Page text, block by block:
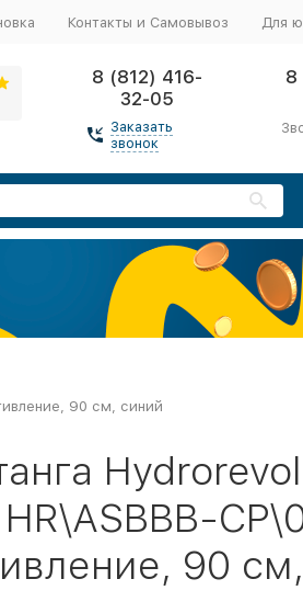
Контакты и Самовывоз Для
8 (812) 416-
32-05
Заказать
звонок
8
90 см, синий
90